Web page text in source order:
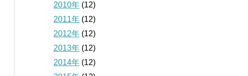
2010年 (12)
2011年 (12)
2012年 (12)
2013年 (12)
2014年 (12)